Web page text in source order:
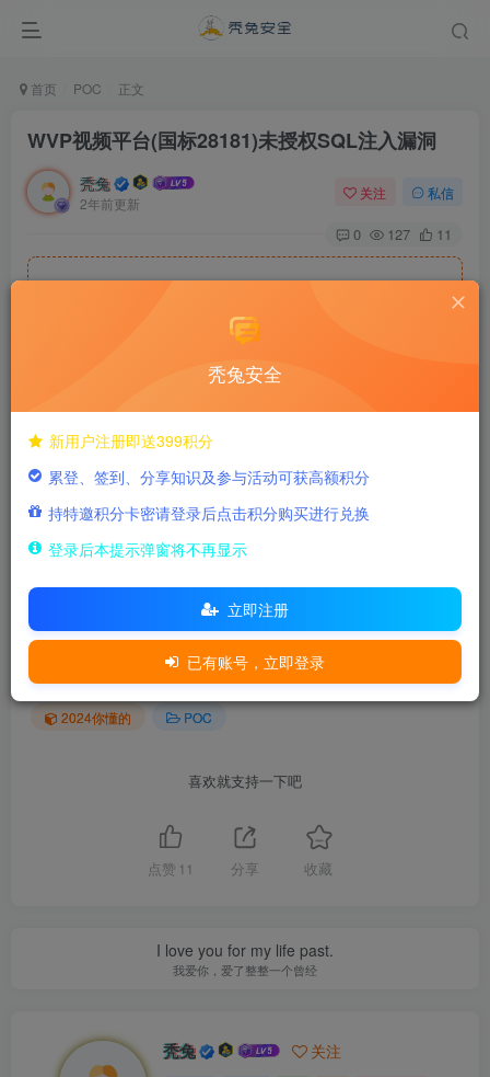
首页 POC 正文
WVP视频平台(国标28181)未授权SQL注入漏洞
秃兔
2年前更新
关注 私信
0 127 11
WVP视频平台(国标28181)未授权
SQL注入漏洞_秃兔安全
本文链接：
https://www.tutusec.com/666.html
THE END
2024你懂的 POC
喜欢就支持一下吧
点赞 11 分享 收藏
I love you for my life past.
我爱你，爱了整整一个曾经
秃兔 关注
秃兔安全
新用户注册即送399积分
累登、签到、分享知识及参与活动可获高额积分
持特邀积分卡密请登录后点击积分购买进行兑换
登录后本提示弹窗将不再显示
立即注册
已有账号，立即登录